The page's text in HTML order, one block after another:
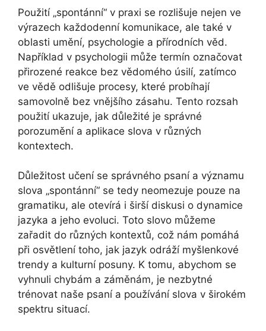
Použití „spontánní“ v praxi se rozlišuje nejen ve
výrazech každodenní komunikace, ale také v
oblasti umění, psychologie a přírodních věd.
Například v psychologii může termín označovat
přirozené reakce bez vědomého úsilí, zatímco
ve vědě odlišuje procesy, které probíhají
samovolně bez vnějšího zásahu. Tento rozsah
použití ukazuje, jak důležité je správné
porozumění a aplikace slova v různých
kontextech.
Důležitost učení se správného psaní a významu
slova „spontánní“ se tedy neomezuje pouze na
gramatiku, ale otevírá i širší diskusi o dynamice
jazyka a jeho evoluci. Toto slovo můžeme
zařadit do různých kontextů, což nám pomáhá
při osvětlení toho, jak jazyk odráží myšlenkové
trendy a kulturní posuny. K tomu, abychom se
vyhnuli chybám a záměnám, je nezbytné
trénovat naše psaní a používání slova v širokém
spektru situací.